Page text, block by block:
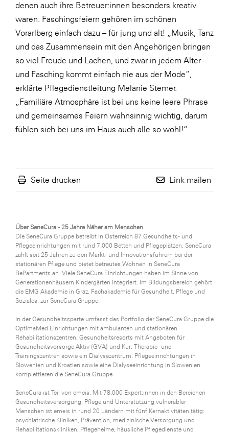
SKINUANCE®
Somfy
Sony DADC
SPIEGLTEC
STIHL Tirol
Trend Micro
TAG GmbH
Wirtschaftskammer Salzburg
WKS Fachgruppe Fahrzeughandel und
WKS Fachgruppe Finanzdienstleister
WK UBIT
Zühlke
Media
denen auch ihre Betreuer:innen besonders kreativ
waren. Faschingsfeiern gehören im schönen
Vorarlberg einfach dazu – für jung und alt! „Musik, Tanz
und das Zusammensein mit den Angehörigen bringen
so viel Freude und Lachen, und zwar in jedem Alter –
und Fasching kommt einfach nie aus der Mode“,
erklärte Pflegedienstleitung Melanie Stemer.
„Familiäre Atmosphäre ist bei uns keine leere Phrase
und gemeinsames Feiern wahnsinnig wichtig, darum
fühlen sich bei uns im Haus auch alle so wohl!“
Seite drucken Link mailen
Über SeneCura - 25 Jahre Näher am Menschen
Die SeneCura Gruppe betreibt in Österreich 87 Gesundheits- und
Pflegeeinrichtungen mit rund 7.000 Betten und Pflegeplätzen. SeneCura
zählt seit 25 Jahren zu den Markt- und Innovationsführern bei der
stationären Pflege und bietet betreutes Wohnen in SeneCura
BePartments an. Viele SeneCura Einrichtungen haben im Sinne von
Generationenhäusern Kindergärten integriert. Im Bildungsbereich gehört
die EMG Akademie in Graz, Fachakademie für Gesundheit, Pflege und
Soziales, zur SeneCura Gruppe.
In der Gesundheitssparte umfasst das Portfolio der SeneCura Gruppe die
OptimaMed Einrichtungen mit ambulanten und stationären
Rehabilitationszentren, Gesundheitsresorts mit Angeboten für
Gesundheitsvorsorge Aktiv (GVA) und Kur, Therapie- und
Trainingszentren sowie ein Dialysezentrum. Pflegeeinrichtungen in
Slowenien und Kroatien sowie eine Dialyseeinrichtung in Slowenien
komplettieren die SeneCura Gruppe.
SeneCura ist Teil von emeis. Mit 78.000 Expert:innen in den Bereichen
Gesundheitsversorgung, Pflege und Unterstützung vulnerabler
Menschen ist emeis in rund 20 Ländern mit fünf Kernaktivitäten tätig:
psychiatrische Kliniken, Prävention, medizinische Versorgung und
Rehabilitationskliniken, Pflegeheime, häusliche Pflegedienste und